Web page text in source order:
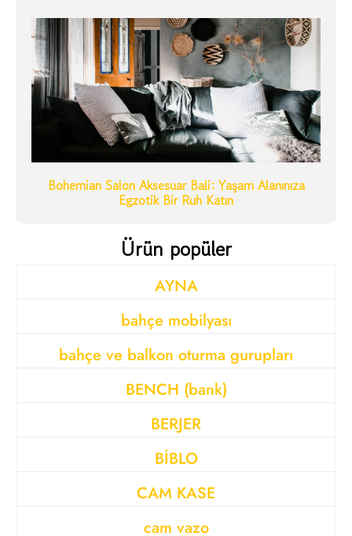
Bohemian Salon Aksesuar Bali: Yaşam Alanınıza
Egzotik Bir Ruh Katın
Ürün popüler
AYNA
bahçe mobilyası
bahçe ve balkon oturma gurupları
BENCH (bank)
BERJER
BİBLO
CAM KASE
cam vazo